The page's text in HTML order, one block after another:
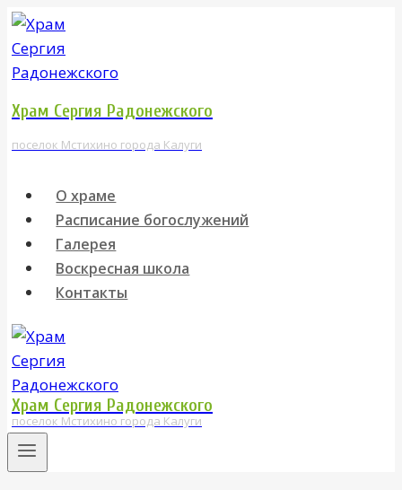
Перейти
к
содержимому
Храм Сергия Радонежского
поселок Мстихино города Калуги
О храме
Расписание богослужений
Галерея
Воскресная школа
Контакты
Храм Сергия Радонежского
поселок Мстихино города Калуги